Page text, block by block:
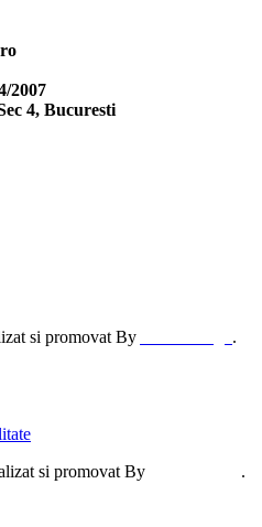
2007
4, Bucuresti
si promovat By .
si promovat By .